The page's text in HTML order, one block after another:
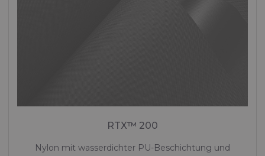
RTX™ 200
Nylon mit wasserdichter PU-Beschichtung und